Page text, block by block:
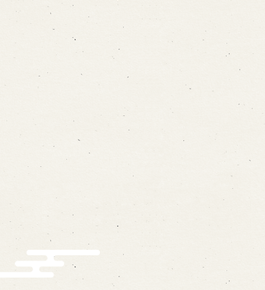
関連施設
通販サイトうずのくに
うずの丘大鳴門橋記念館